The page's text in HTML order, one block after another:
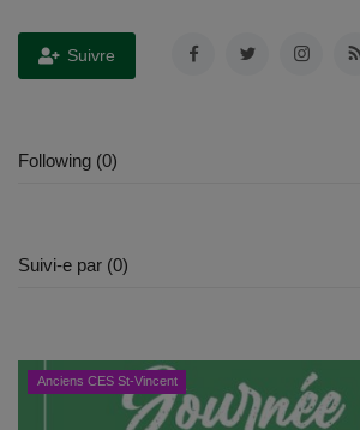
Emplois
Ancien-ne-s du CES Saint-Vincent
Activation email
Suivre
Following (0)
Suivi-e par (0)
Anciens CES St-Vincent